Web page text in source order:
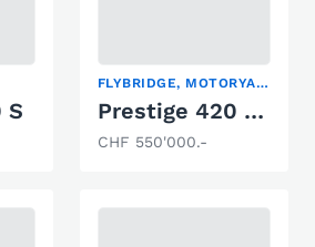
S
FLYBRIDGE, MOTORYACHT
Prestige 420 Fly
CHF 550'000.-